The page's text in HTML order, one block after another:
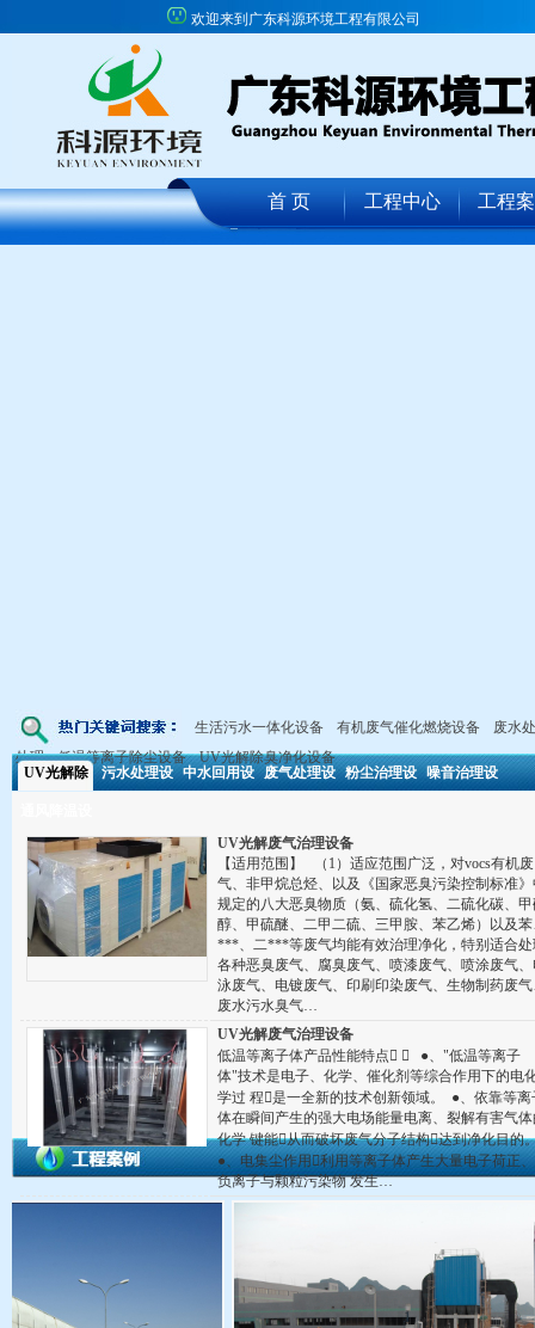
欢迎来到广东科源环境工程有限公司
首 页 工程中心 工程
生活污水一体化设备 有机废气催化燃烧设备
废水
处理
低温等离子除尘设备
UV光解除臭净化设备
UV光解除
污水处理设 中水回用设 废气处理设 粉尘治理设 噪音治理设
备
UV光解废气治理设备
【适用范围】 （1）适应范围广泛，对vocs有机废
气、非甲烷总烃、以及《国家恶臭污染控制标准
规定的八大恶臭物质（氨、硫化氢、二硫化碳、
醇、甲硫醚、二甲二硫、三甲胺、苯乙烯）以及
***、二***等废气均能有效治理净化，特别适合处
各种恶臭废气、腐臭废气、喷漆废气、喷涂废气
泳废气、电镀废气、印刷印染废气、生物制药废
废水污水臭气…
UV光解废气治理设备
低温等离子体产品性能特点 ： ●、"低温等离子
体"技术是电子、化学、催化剂等综合作用下的电
学过 程是一全新的技术创新领域。 ●、依靠等离
体在瞬间产生的强大电场能量电离、裂解有害气
化学 键能从而破坏废气分子结构达到净化目的
●、电集尘作用利用等离子体产生大量电子荷正、
负离子与颗粒污染物 发生…